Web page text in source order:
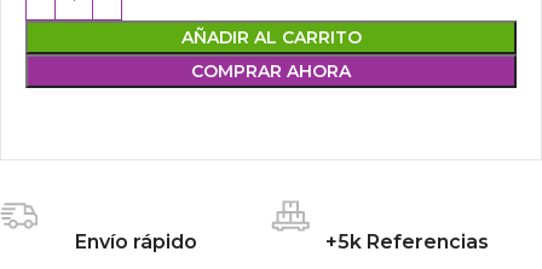
AÑADIR AL CARRITO
COMPRAR AHORA
Envío rápido +5k Referencias